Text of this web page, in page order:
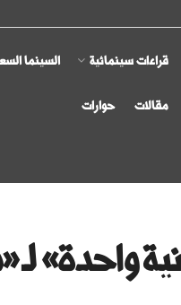
قراءات سينمائية السينما
مقالات حوارات
واحدة» لـ